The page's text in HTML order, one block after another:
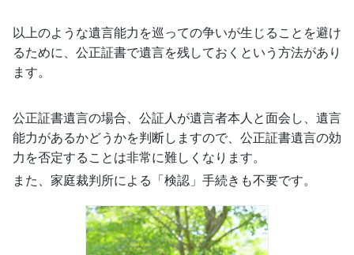
以上のような遺言能力を巡っての争いが生じることを避け
るために、公正証書で遺言を残しておくという方法があり
ます。
公正証書遺言の場合、公証人が遺言者本人と面会し、遺言
能力があるかどうかを判断しますので、公正証書遺言の効
力を否定することは非常に難しくなります。
また、家庭裁判所による「検認」手続きも不要です。